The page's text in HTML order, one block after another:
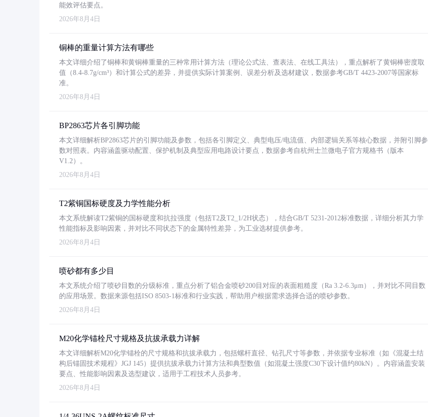
能效评估要点。
2026年8月4日
铜棒的重量计算方法有哪些
本文详细介绍了铜棒和黄铜棒重量的三种常用计算方法（理论公式法、查表法、在线工具法），重点解析了黄铜棒密度取
值（8.4-8.7g/cm³）和计算公式的差异，并提供实际计算案例、误差分析及选材建议，数据参考GB/T 4423-2007等国家标
准。
2026年8月4日
BP2863芯片各引脚功能
本文详细解析BP2863芯片的引脚功能及参数，包括各引脚定义、典型电压/电流值、内部逻辑关系等核心数据，并附引脚参
数对照表。内容涵盖驱动配置、保护机制及典型应用电路设计要点，数据参考自杭州士兰微电子官方规格书（版本
V1.2）。
2026年8月4日
T2紫铜国标硬度及力学性能分析
本文系统解读T2紫铜的国标硬度和抗拉强度（包括T2及T2_1/2H状态），结合GB/T 5231-2012标准数据，详细分析其力学
性能指标及影响因素，并对比不同状态下的金属特性差异，为工业选材提供参考。
2026年8月4日
喷砂都有多少目
本文系统介绍了喷砂目数的分级标准，重点分析了铝合金喷砂200目对应的表面粗糙度（Ra 3.2-6.3μm），并对比不同目数
的应用场景。数据来源包括ISO 8503-1标准和行业实践，帮助用户根据需求选择合适的喷砂参数。
2026年8月4日
M20化学锚栓尺寸规格及抗拔承载力详解
本文详细解析M20化学锚栓的尺寸规格和抗拔承载力，包括螺杆直径、钻孔尺寸等参数，并依据专业标准（如《混凝土结
构后锚固技术规程》JGJ 145）提供抗拔承载力计算方法和典型数值（如混凝土强度C30下设计值约80kN）。内容涵盖安装
要点、性能影响因素及选型建议，适用于工程技术人员参考。
2026年8月4日